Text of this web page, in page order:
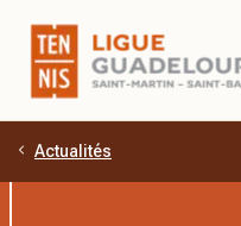
Aller au contenu principal
Actualités